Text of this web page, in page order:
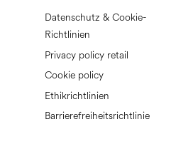
Datenschutz & Cookie-
Richtlinien
Privacy policy retail
Cookie policy
Ethikrichtlinien
Barrierefreiheitsrichtlinie